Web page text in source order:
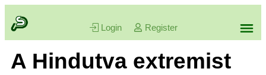
Login Register
A Hindutva extremist